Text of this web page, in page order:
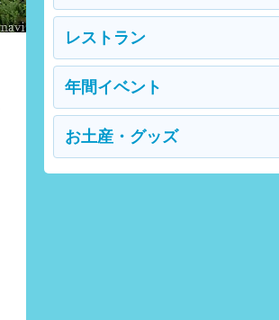
レストラン
年間イベント
お土産・グッズ